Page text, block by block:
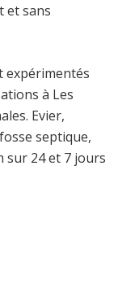
et sans
expérimentés
à Les
Evier,
septique,
sur 24 et 7 jours